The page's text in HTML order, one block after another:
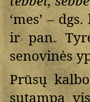
‘mes’ –
ir pan.
senovinės
Prūsų
sutampa